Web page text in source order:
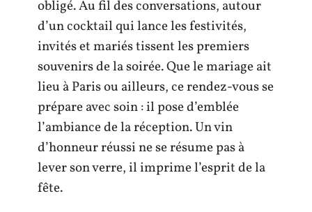
obligé. Au fil des conversations, autour
d’un cocktail qui lance les festivités,
invités et mariés tissent les premiers
souvenirs de la soirée. Que le mariage ait
lieu à Paris ou ailleurs, ce rendez-vous se
prépare avec soin : il pose d’emblée
l’ambiance de la réception. Un vin
d’honneur réussi ne se résume pas à
lever son verre, il imprime l’esprit de la
fête.